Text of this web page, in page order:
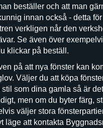
beställer och att man
innan också - detta
verkligen når den
Se även över
klickar på beställ.
på att nya fönster kan
Väljer du att köpa
stil som dina gamla så är
men om du byter färg,
väljer stora
läge att kontakta